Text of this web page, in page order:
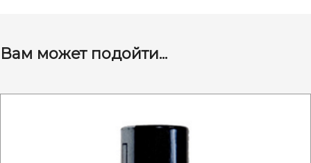
Вам может подойти...